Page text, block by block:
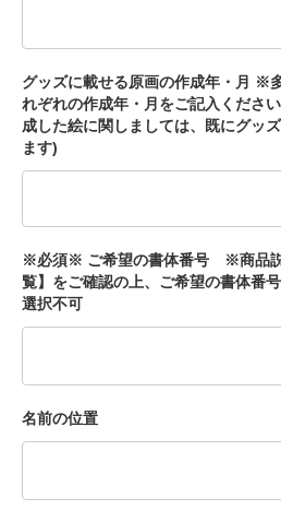
グッズに載せる原画の作成年・月 ※
れぞれの作成年・月をご記入くださ
成した絵に関しましては、既にグッ
ます)
※必須※ ご希望の書体番号 ※商品説
覧】をご確認の上、ご希望の書体
選択不可
名前の位置